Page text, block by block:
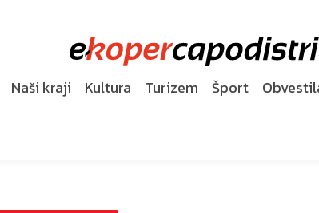
Naši kraji Kultura Turizem Šport